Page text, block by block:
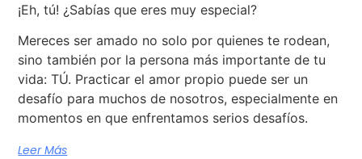
¡Eh, tú! ¿Sabías que eres muy especial?
Mereces ser amado no solo por quienes te rodean,
sino también por la persona más importante de tu
vida: TÚ. Practicar el amor propio puede ser un
desafío para muchos de nosotros, especialmente en
momentos en que enfrentamos serios desafíos.
Leer Más